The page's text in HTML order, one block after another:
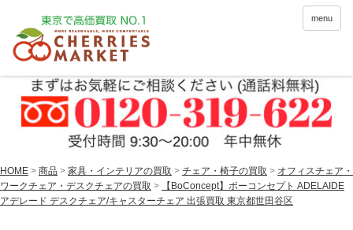
menu
HOME > 商品 > 家具・インテリアの買取 > チェア・椅子の買取 > オフィスチェア・
ワークチェア・デスクチェアの買取 >
【BoConcept】ボーコンセプト ADELAIDE
アデレード デスクチェア/キャスターチェア 出張買取 東京都世田谷区